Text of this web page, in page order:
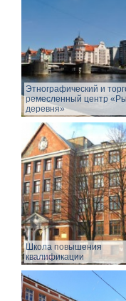
Этнографический и
ремесленный центр
деревня»
Школа повышения
квалификации